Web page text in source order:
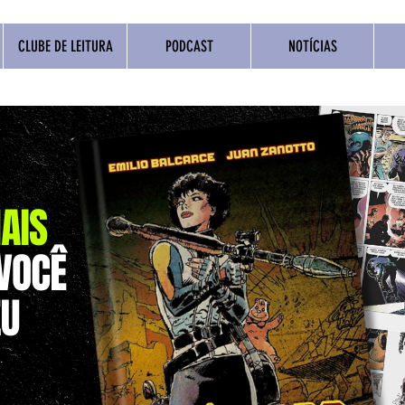
CLUBE DE LEITURA PODCAST NOTÍCIAS